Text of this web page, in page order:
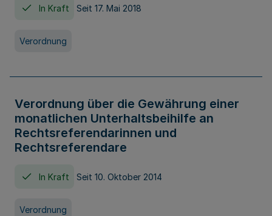
In Kraft Seit 17. Mai 2018
Verordnung
Verordnung über die Gewährung einer
monatlichen Unterhaltsbeihilfe an
Rechtsreferendarinnen und
Rechtsreferendare
In Kraft Seit 10. Oktober 2014
Verordnung